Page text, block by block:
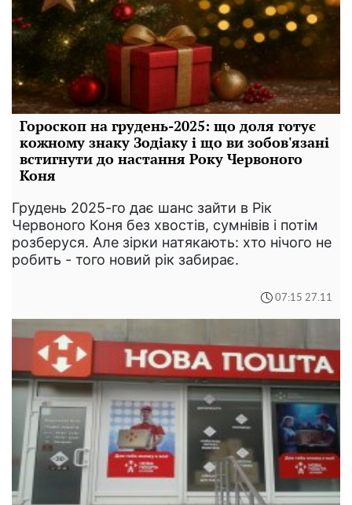
Гороскоп на грудень-2025: що доля готує
кожному знаку Зодіаку і що ви зобов'язані
встигнути до настання Року Червоного
Коня
Грудень 2025-го дає шанс зайти в Рік
Червоного Коня без хвостів, сумнівів і потім
розберуся. Але зірки натякають: хто нічого не
робить - того новий рік забирає.
07:15 27.11